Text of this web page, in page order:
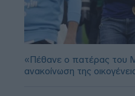
«Πέθανε ο πατέρας του
ανακοίνωση της